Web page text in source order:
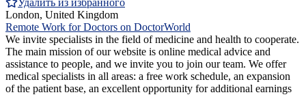
Удалить из избранного
London, United Kingdom
Remote Work for Doctors on DoctorWorld
We invite specialists in the field of medicine and health to cooperate.
The main mission of our website is online medical advice and
assistance to people, and we invite you to join our team. We offer
medical specialists in all areas: a free work schedule, an expansion
of the patient base, an excellent opportunity for additional earnings